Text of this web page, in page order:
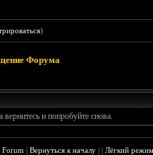
)
Форума
и попробуйте снова.
Forum |Вернуться к началу ||Лёгкий